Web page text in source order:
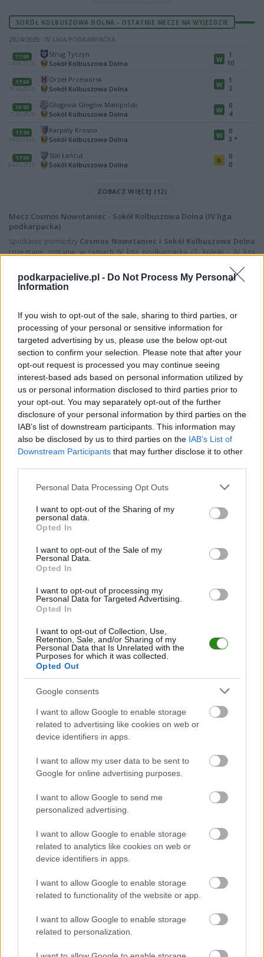
podkarpacielive.pl - Do Not Process My Personal
Information
If you wish to opt-out of the sale, sharing to third parties, or
processing of your personal or sensitive information for
targeted advertising by us, please use the below opt-out
section to confirm your selection. Please note that after your
opt-out request is processed you may continue seeing
interest-based ads based on personal information utilized by
us or personal information disclosed to third parties prior to
your opt-out. You may separately opt-out of the further
disclosure of your personal information by third parties on the
IAB’s list of downstream participants. This information may
also be disclosed by us to third parties on the IAB’s List of
Downstream Participants that may further disclose it to other
Please note that this website/app uses one or more Google
not limited to your visit or usage behaviour. You may click to
grant or deny consent to Google and its third-party tags to
use your data for below specified purposes in below Google
consent section.
Personal Data Processing Opt Outs
I want to opt-out of the Sharing of my
personal data.
Opted In
I want to opt-out of the Sale of my
Personal Data.
Opted In
I want to opt-out of processing my
Personal Data for Targeted Advertising.
Opted In
I want to opt-out of Collection, Use,
Retention, Sale, and/or Sharing of my
Personal Data that Is Unrelated with the
Purposes for which it was collected.
Opted Out
Google consents
I want to allow Google to enable storage
related to advertising like cookies on web or
device identifiers in apps.
I want to allow my user data to be sent to
Google for online advertising purposes.
I want to allow Google to send me
personalized advertising.
I want to allow Google to enable storage
related to analytics like cookies on web or
device identifiers in apps.
I want to allow Google to enable storage
related to functionality of the website or app.
I want to allow Google to enable storage
related to personalization.
SOKÓŁ KOLBUSZOWA DOLNA - OSTATNIE MECZE NA WYJEZDZIE
2024/2025 · IV LIGA PODKARPACKA
17:00
14.06.2025
Strug Tyczyn
Sokół Kolbuszowa Dolna
W
1
10
17:00
31.05.2025
Orzeł Przeworsk
Sokół Kolbuszowa Dolna
W
1
2
18:00
21.05.2025
Głogovia Głogów Małopolski
Sokół Kolbuszowa Dolna
W
0
4
17:30
14.05.2025
Karpaty Krosno
Sokół Kolbuszowa Dolna
W
0
3 *
17:00
04.05.2025
Stal Łańcut
Sokół Kolbuszowa Dolna
R
0
0
ZOBACZ WIĘCEJ (12)
Mecz Cosmos Nowotaniec - Sokół Kolbuszowa Dolna (IV liga
podkarpacka)
Spotkanie pomiędzy Cosmos Nowotaniec i Sokół Kolbuszowa Dolna
rozegrane zostanie w ramach IV liga podkarpacka (7. kolejki - IV liga
Na stroniePodkarpacieLive.pl znajdzieszwynik meczu, strzelców
bramek, kartki, składy, statystyki i informacje o przebiegu
lokalnej piłki nożnej. Jeżeli aktualnie nie widzisz tutaj danych z pewnością
pracujemy nad tym żeby je uzupełnić.
Wynik meczu Cosmos Nowotaniec vs Sokół Kolbuszowa Dolna
Po zakończeniu spotkania automatycznie publikujemyoficjalny wynik
spotkania , a także dane meczowe, jeśli są dostępne.
Pełny harmonogram rozgrywek dostępny jest tutaj:IV liga
podkarpacka - terminarz.
Informacje o składach i strzelcach
W miarę dostępności danych, publikujemyskłady wyjściowe,
rezerwowych, zmiany oraz listę strzelców bramek. Informacje te
aktualizujemy zależnie od poziomu ligi i dostępnych źródeł.
Śledź mecze swojej drużyny
Jeśli jesteś kibicem klubu Cosmos Nowotaniec lub Sokół Kolbuszowa
Dolna - zaglądaj tutaj częściej. Nasz serwis regularnie dostarcza
informacje oterminach meczów, wynikach, transferach i newsach
klubowych.
PodkarpacieLive.pl to największa baza
bądź na bieżąco z wydarzeniami z boisk!
Analiza przed meczem: Cosmos Nowotaniec vs Sokół Kolbuszowa
Cosmos Nowotaniec - Sokół Kolbuszowa Dolna
odbędzie się w
ramach 7. kolejki - IV liga podkarpacka. Spotkanie zostanie rozegrane w
Cosmos Nowotaniecprzystępuje do tego spotkania w roli gospodarza.
Jak drużyna radzi sobie w sezonie 2024/2025 rozgrywek IV liga
podkarpacka przed własną publicznością? Na tej stronie możecie
zobaczyć tabelę uwzględniającą tylko mecze u siebie. W tabeli biorącej
pod uwagę tylko mecze wyjazdowe możecie natomiast sprawdzić jak
spisuje się klubSokół Kolbuszowa Dolna
IV liga podkarpacka - sytuacja w tabeli
Przed meczami 7. kolejki - IV liga podkarpacka gospodarze (Cosmos
Nowotaniec) zajmują6. miejscew tabeli. Goście (Sokół Kolbuszowa
Poniżej znajdziesz także ostatnie mecze obu drużyn oraz statystyki
bramkowe.
Cosmos Nowotaniec vs. Sokół Kolbuszowa Dolna - relacja, wynik
na żywo, transmisja
Wynik meczu Cosmos Nowotaniec - Sokół Kolbuszowa Dolna znajdziesz
na naszej stronie zaraz po jego zakończeniu. Jeżeli szukasz informacji
meczowych, zajrzyj tutaj:Cosmos Nowotaniec vs. Sokół Kolbuszowa
Dolna - wynik, składy, strzelcy
Jeżeli w internecie lub TV dostępna jest
albo innych
spotkań IV liga podkarpacka na pewno znajdziesz takie informacje na
naszym portalu. Możliwe jednak, że nigdzie nie pojawi się stream online z